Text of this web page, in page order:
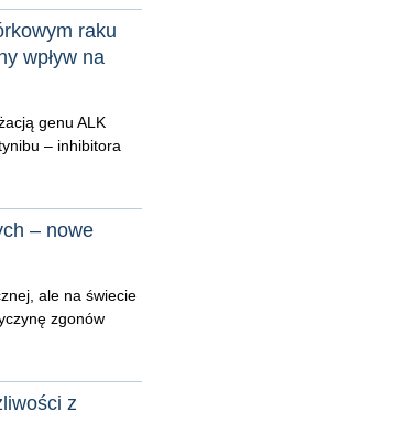
raku
wpływ na
genu ALK
– inhibitora
– nowe
ale na świecie
zgonów
z